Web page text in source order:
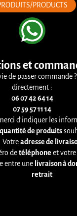
PRODUCTS
et
de passer commande
directement :
06 07 42 64 14
07 59 57 11 14
d'indiquer les
quantité de produits
Votreadresse de
detéléphone et votre
entre une livraison à
retrait